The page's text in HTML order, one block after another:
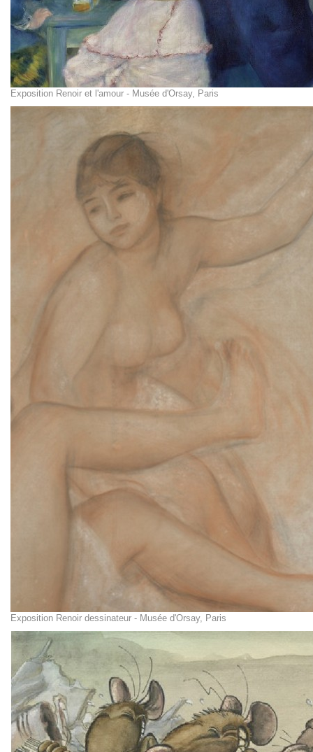
Exposition Renoir et l'amour - Musée d'Orsay, Paris
Exposition Renoir dessinateur - Musée d'Orsay, Paris